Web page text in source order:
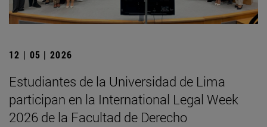
12 | 05 | 2026
Estudiantes de la Universidad de Lima
participan en la International Legal Week
2026 de la Facultad de Derecho